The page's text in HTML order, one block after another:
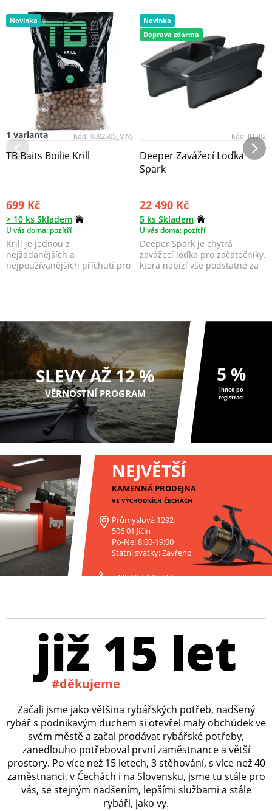
Novinka
Kód: 0002505_MAS
1 varianta
TB Baits Boilie Krill
699 Kč
> 10 ks Skladem
U vás doma: pozítří
Krill je jednou z
nejžádanějších a
nejpoužívanějších příchutí pro
Novinka
Doprava zdarma
Kód: JI1582
Deeper Zavážecí Loďka
Spark
22 490 Kč
5 ks Skladem
U vás doma: pozítří
Deeper Spark je chytrá
zavážecí loďka pro začátečníky,
která nabízí vše podstatné za
SLEVY AŽ 12 %
VĚRNOSTNÍ PROGRAM
5 %
ihned po
registraci
NEJVĚTŠÍ
KAMENNÁ PRODEJNA
VE VÝCHODNÍCH ČECHÁCH
Průmyslová 1292
506 01 Jičín
Po-Ne: 8:00-19:00
Státní svátky: Zavřeno
+420 227 272 797
již 15 let
#děkujeme
Začali jsme jako většina rybářských potřeb, nadšený
rybář s podnikavým duchem si otevřel malý obchůdek ve
svém městě a začal prodávat rybářské potřeby,
zanedlouho potřeboval první zaměstnance a větší
prostory. Po více než 15 letech, 3 stěhování, s více než 40
zaměstnanci, v Čechách i na Slovensku, jsme tu stále pro
vás, se stejným nadšením, lepšími službami a stále
rybáři, jako vy.